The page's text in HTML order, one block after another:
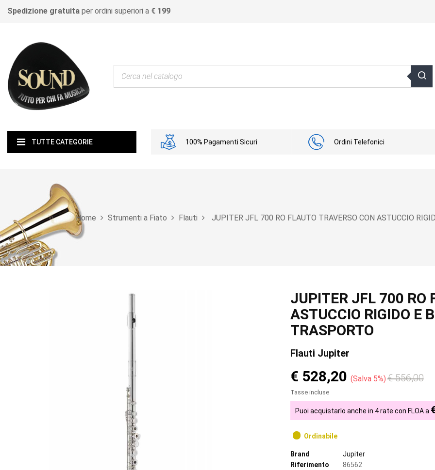
Spedizione gratuita per ordini superiori a € 199
TUTTE CATEGORIE 100% Pagamenti Sicuri Ordini Telefonici
Home Strumenti a Fiato Flauti JUPITER JFL 700 RO FLAUTO TRAVERSO CON ASTUCCIO

JUPITER JFL 700 RO
ASTUCCIO RIGIDO E
TRASPORTO
Flauti Jupiter
€ 528,20 Salva 5% € 556,00
Tasse incluse
Puoi acquistarlo anche in 4 rate con FLOA a
Ordinabile
Brand
Jupiter
Riferimento
86562